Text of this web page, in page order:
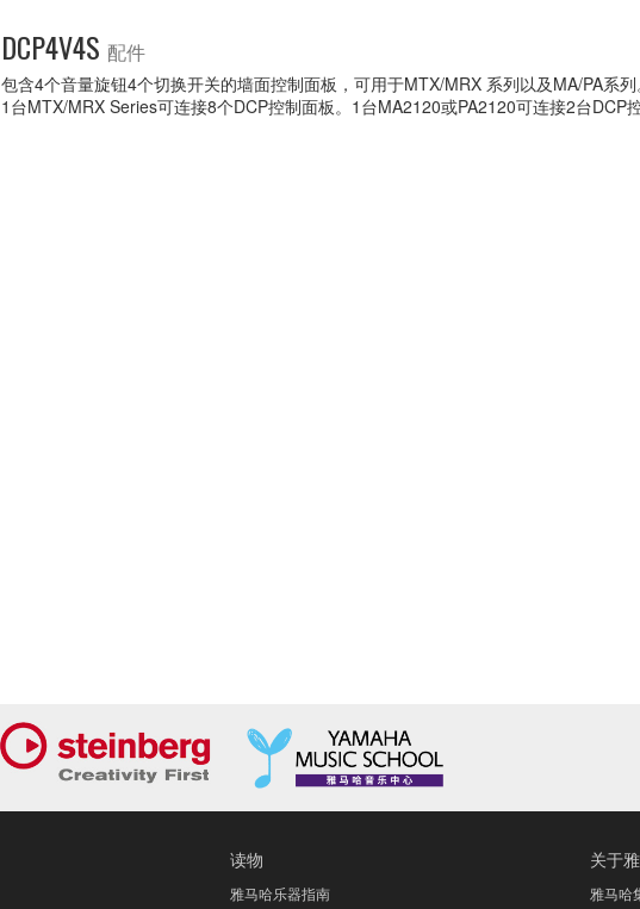
DCP4V4S 配件
包含4个音量旋钮4个切换开关的墙面控制面板，可用于MTX/MRX 系列以及MA/PA系列
1台MTX/MRX Series可连接8个DCP控制面板。1台MA2120或PA2120可连接2台DCP控
读物
雅马哈乐器指南
关于
雅马哈